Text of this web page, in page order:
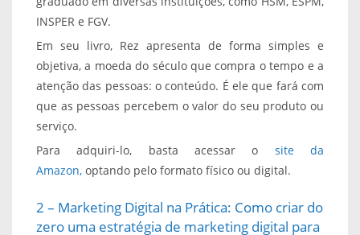
INSPER e FGV.
Em seu livro, Rez apresenta de forma simples e
objetiva, a moeda do século que compra o tempo e a
atenção das pessoas: o conteúdo. É ele que fará com
que as pessoas percebem o valor do seu produto ou
serviço.
Para adquiri-lo, basta acessar o site da
Amazon, optando pelo formato físico ou digital.
2 – Marketing Digital na Prática: Como criar do
zero uma estratégia de marketing digital para